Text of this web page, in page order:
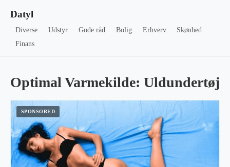
Datyl
Diverse Udstyr Gode råd Bolig Erhverv
Skønhed
Finans
Optimal Varmekilde: Uldundertøj